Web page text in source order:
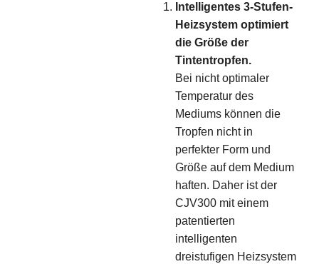
Intelligentes 3-Stufen-
Heizsystem optimiert
die Größe der
Tintentropfen.
Bei nicht optimaler
Temperatur des
Mediums können die
Tropfen nicht in
perfekter Form und
Größe auf dem Medium
haften. Daher ist der
CJV300 mit einem
patentierten
intelligenten
dreistufigen Heizsystem